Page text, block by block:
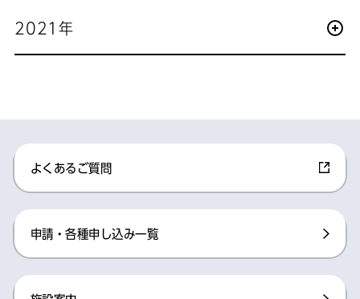
2021年
よくあるご質問​
申請・各種申し込み一覧​